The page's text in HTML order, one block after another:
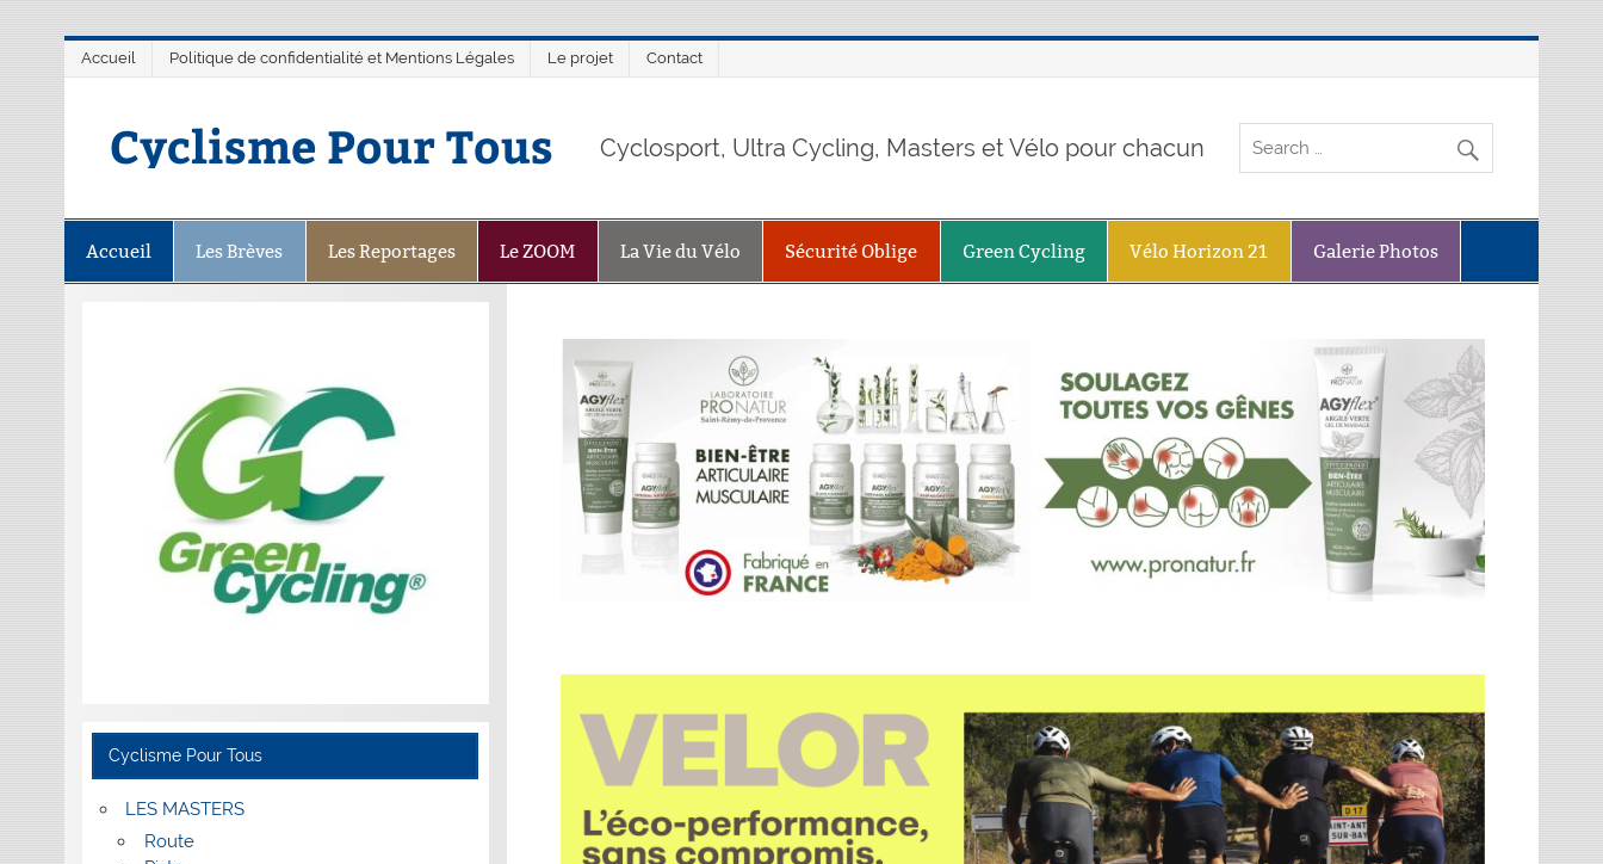
Accueil Politique de confidentialité et Mentions Légales Le projet Contact
Cyclisme Pour Tous Cyclosport, Ultra Cycling, Masters et Vélo pour chacun
Accueil Les Brèves Les Reportages Le ZOOM La Vie du Vélo Sécurité Oblige Green Cycling Vélo Horizon 21 Galerie Photos
Cyclisme Pour Tous
LES MASTERS
Route